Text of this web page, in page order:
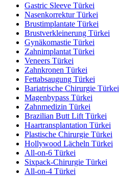
Gastric Sleeve Türkei
Nasenkorrektur Türkei
Brustimplantate Türkei
Brustverkleinerung Türkei
Gynäkomastie Türkei
Zahnimplantat Türkei
Veneers Türkei
Zahnkronen Türkei
Fettabsaugung Türkei
Bariatrische Chirurgie Türkei
Magenbypass Türkei
Zahnmedizin Türkei
Brazilian Butt Lift Türkei
Haartransplantation Türkei
Plastische Chirurgie Türkei
Hollywood Lächeln Türkei
All-on-6 Türkei
Sixpack-Chirurgie Türkei
All-on-4 Türkei